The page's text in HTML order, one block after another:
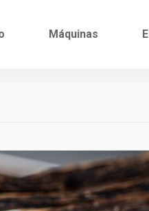
Máquinas